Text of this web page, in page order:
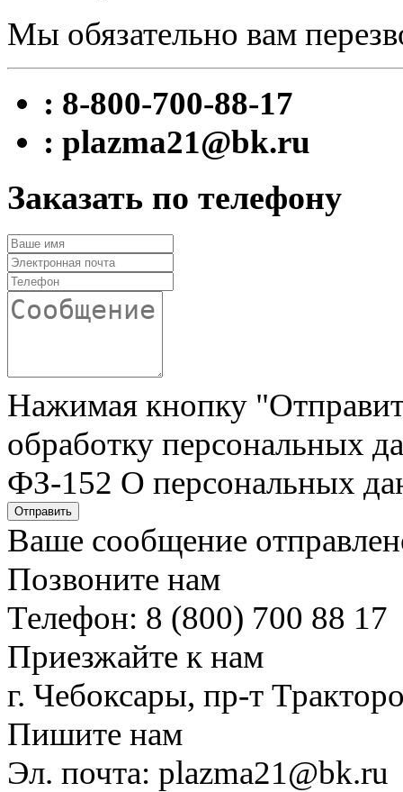
Мы обязательно вам
: 8-800-700-88-17
: plazma21@bk.ru
Заказать по телефону
Нажимая кнопку
обработку персональных
ФЗ-152 О персональных
Отправить
Ваше сообщение
Позвоните нам
Телефон: 8 (800) 700 88 17
Приезжайте к нам
г. Чебоксары, пр-т
Пишите нам
Эл. почта: plazma21@bk.ru